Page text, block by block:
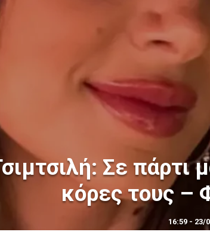
Σε πάρτι
κόρες τους –
16:59 - 23/